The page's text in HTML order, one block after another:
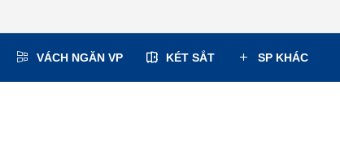
VÁCH NGĂN VP KÉT SẮT SP KHÁC